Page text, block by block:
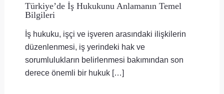
Türkiye’de İş Hukukunu Anlamanın Temel
Bilgileri
İş hukuku, işçi ve işveren arasındaki ilişkilerin
düzenlenmesi, iş yerindeki hak ve
sorumlulukların belirlenmesi bakımından son
derece önemli bir hukuk […]